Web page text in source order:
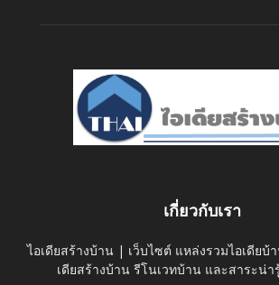
เกี่ยวกับเรา
ไอเดียสร้างบ้าน | เว็บไซต์ แหล่งรวมไอเดียบ้
เดียสร้างบ้าน รีโนเวทบ้าน และสาระน่า